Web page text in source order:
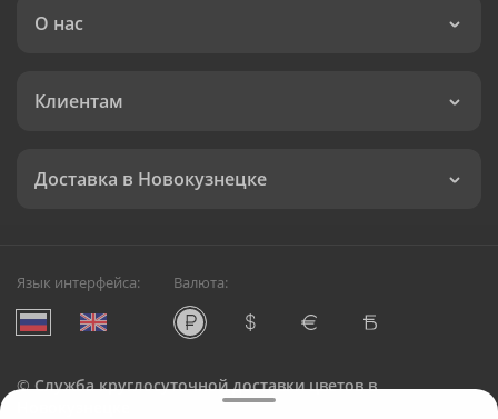
О нас
Клиентам
Доставка в Новокузнецке
Язык интерфейса: Валюта:
©Служба круглосуточной доставки цветов в